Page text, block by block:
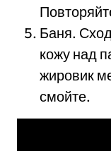
Баня.
кожу над
жировик
смойте.